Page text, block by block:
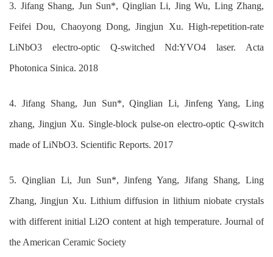
3. Jifang Shang, Jun Sun*, Qinglian Li, Jing Wu, Ling Zhang,
Feifei Dou, Chaoyong Dong, Jingjun Xu. High-repetition-rate
LiNbO3 electro-optic Q-switched Nd:YVO4 laser. Acta
Photonica Sinica. 2018
4. Jifang Shang, Jun Sun*, Qinglian Li, Jinfeng Yang, Ling
zhang, Jingjun Xu. Single-block pulse-on electro-optic Q-switch
made of LiNbO3. Scientific Reports. 2017
5. Qinglian Li, Jun Sun*, Jinfeng Yang, Jifang Shang, Ling
Zhang, Jingjun Xu. Lithium diffusion in lithium niobate crystals
with different initial Li2O content at high temperature. Journal of
the American Ceramic Society